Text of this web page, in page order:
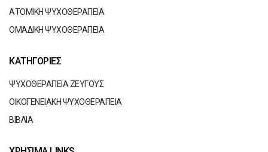
ΑΤΟΜΙΚΗ ΨΥΧΟΘΕΡΑΠΕΙΑ
ΟΜΑΔΙΚΗ ΨΥΧΟΘΕΡΑΠΕΙΑ
ΚΑΤΗΓΟΡΙΕΣ
ΨΥΧΟΘΕΡΑΠΕΙΑ ΖΕΥΓΟΥΣ
ΟΙΚΟΓΕΝΕΙΑΚΗ ΨΥΧΟΘΕΡΑΠΕΙΑ
ΒΙΒΛΙΑ